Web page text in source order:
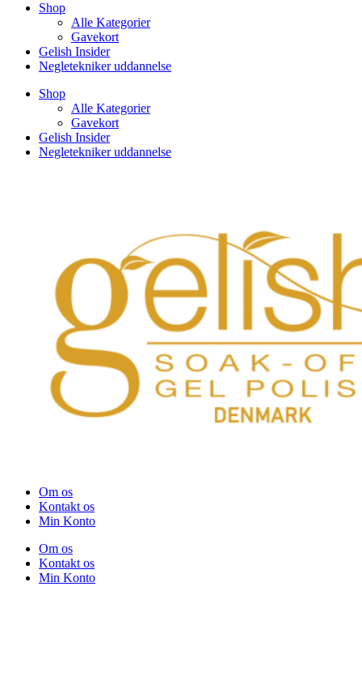
Shop
Alle Kategorier
Gavekort
Gelish Insider
Negletekniker uddannelse
Shop
Alle Kategorier
Gavekort
Gelish Insider
Negletekniker uddannelse
Om os
Kontakt os
Min Konto
Om os
Kontakt os
Min Konto